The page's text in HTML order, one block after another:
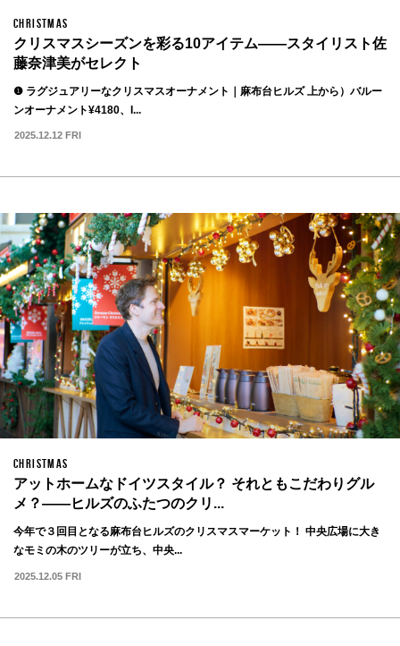
CHRISTMAS
クリスマスシーズンを彩る10アイテム——スタイリスト佐
藤奈津美がセレクト
❶ ラグジュアリーなクリスマスオーナメント｜麻布台ヒルズ 上から）バルー
ンオーナメント¥4180、I...
2025.12.12 FRI
CHRISTMAS
アットホームなドイツスタイル？ それともこだわりグル
メ？——ヒルズのふたつのクリ...
今年で３回目となる麻布台ヒルズのクリスマスマーケット！ 中央広場に大き
なモミの木のツリーが立ち、中央...
2025.12.05 FRI